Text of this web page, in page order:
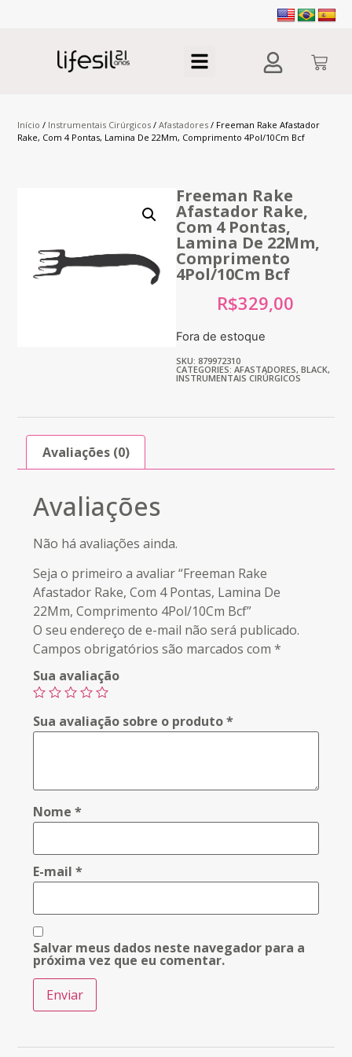
Início / Instrumentais Cirúrgicos /Afastadores / Freeman Rake Afastador
Rake, Com 4 Pontas, Lamina De 22Mm, Comprimento 4Pol/10Cm Bcf
Freeman Rake
Afastador Rake,
Com 4 Pontas,
Lamina De 22Mm,
Comprimento
4Pol/10Cm Bcf
R$329,00
Fora de estoque
SKU: 879972310
CATEGORIES: AFASTADORES, BLACK,
INSTRUMENTAIS CIRÚRGICOS
Avaliações (0)
Avaliações
Não há avaliações ainda.
Seja o primeiro a avaliar “Freeman Rake
Afastador Rake, Com 4 Pontas, Lamina De
22Mm, Comprimento 4Pol/10Cm Bcf”
O seu endereço de e-mail não será publicado.
Campos obrigatórios são marcados com*
Sua avaliação
Sua avaliação sobre o produto*
Nome*
E-mail*
Salvar meus dados neste navegador para a
próxima vez que eu comentar.